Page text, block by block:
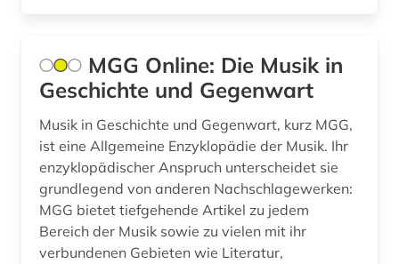
gesundheit &amp; ernährung (1)
grafik (1)
großbritannien (1)
gruppenspiel (1)
halacha (2)
instrument (1)
Suedosteuropa (1)
Ukraine (1)
Ungarn (1)
MGG Online: Die Musik in
Geschichte und Gegenwart
Musik in Geschichte und Gegenwart, kurz MGG,
ist eine Allgemeine Enzyklopädie der Musik. Ihr
enzyklopädischer Anspruch unterscheidet sie
grundlegend von anderen Nachschlagewerken:
MGG bietet tiefgehende Artikel zu jedem
Bereich der Musik sowie zu vielen mit ihr
verbundenen Gebieten wie Literatur,